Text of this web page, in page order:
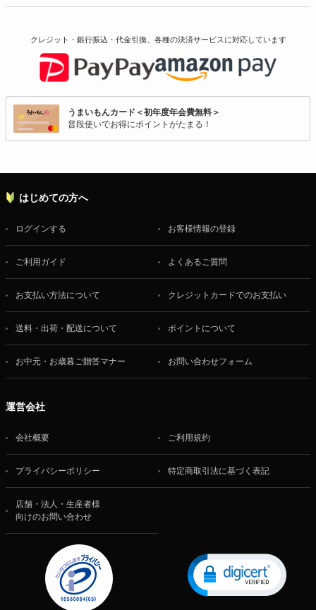
クレジット・銀行振込・代金引換、各種の決済サービスに対応しています
うまいもんカード＜初年度年会費無料＞
普段使いでお得にポイントがたまる！
はじめての方へ
ログインする お客様情報の登録
ご利用ガイド よくあるご質問
お支払い方法について クレジットカードでのお支払い
送料・出荷・配送について ポイントについて
お中元・お歳暮ご贈答マナー お問い合わせフォーム
運営会社
会社概要 ご利用規約
プライバシーポリシー 特定商取引法に基づく表記
店舗・法人・生産者様
向けのお問い合わせ